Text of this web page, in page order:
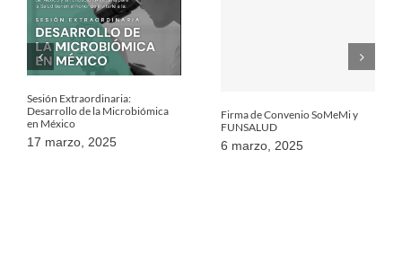
Sesión Extraordinaria:
Desarrollo de la Microbiómica
en México
17 marzo, 2025
Firma de Convenio SoMeMi y
FUNSALUD
6 marzo, 2025